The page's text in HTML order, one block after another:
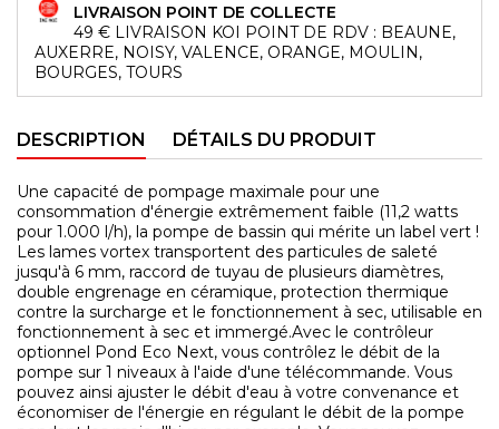
LIVRAISON POINT DE COLLECTE
49 € LIVRAISON KOI POINT DE RDV : BEAUNE,
AUXERRE, NOISY, VALENCE, ORANGE, MOULIN,
BOURGES, TOURS
DESCRIPTION DÉTAILS DU PRODUIT
Une capacité de pompage maximale pour une
consommation d'énergie extrêmement faible (11,2 watts
pour 1.000 l/h), la pompe de bassin qui mérite un label vert !
Les lames vortex transportent des particules de saleté
jusqu'à 6 mm, raccord de tuyau de plusieurs diamètres,
double engrenage en céramique, protection thermique
contre la surcharge et le fonctionnement à sec, utilisable en
fonctionnement à sec et immergé.Avec le contrôleur
optionnel Pond Eco Next, vous contrôlez le débit de la
pompe sur 1 niveaux à l'aide d'une télécommande. Vous
pouvez ainsi ajuster le débit d'eau à votre convenance et
économiser de l'énergie en régulant le débit de la pompe